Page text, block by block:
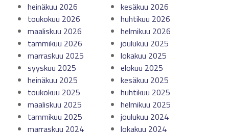
heinäkuu 2026
kesäkuu 2026
toukokuu 2026
huhtikuu 2026
maaliskuu 2026
helmikuu 2026
tammikuu 2026
joulukuu 2025
marraskuu 2025
lokakuu 2025
syyskuu 2025
elokuu 2025
heinäkuu 2025
kesäkuu 2025
toukokuu 2025
huhtikuu 2025
maaliskuu 2025
helmikuu 2025
tammikuu 2025
joulukuu 2024
marraskuu 2024
lokakuu 2024